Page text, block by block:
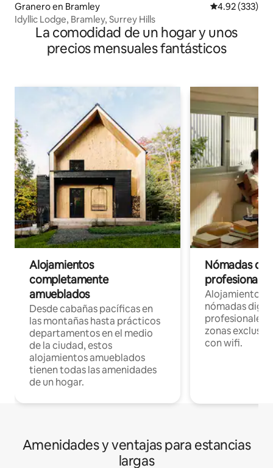
Granero en Bramley Calificación
4.92 (333)
Idyllic Lodge, Bramley, Surrey Hills
La comodidad de un hogar y unos
precios mensuales fantásticos
Alojamientos
completamente
amueblados
Desde cabañas pacíficas en
las montañas hasta prácticos
departamentos en el medio
de la ciudad, estos
alojamientos amueblados
tienen todas las amenidades
de un hogar.
Nómadas
Alojamientos
nómadas
profesionales
zonas
con wifi.
Amenidades y ventajas para estancias
largas